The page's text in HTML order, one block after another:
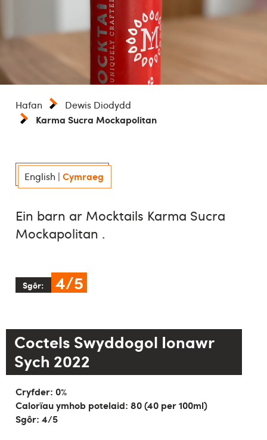
Hafan
Dewis Diodydd
Karma Sucra Mockapolitan
English | Cymraeg
Ein barn ar Mocktails Karma Sucra
Mockapolitan .
Sgôr: 4/5
Coctels Swyddogol Ionawr
Sych 2022
Cryfder: 0%
Calorïau ymhob potelaid: 80 (40 per 100ml)
Sgôr: 4/5